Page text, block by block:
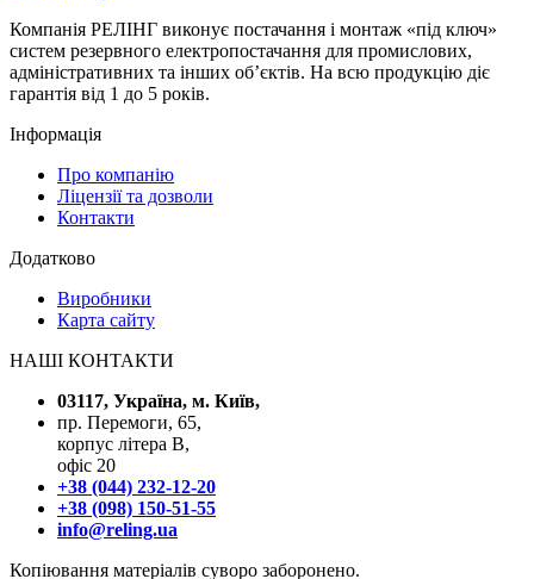
Компанія РЕЛІНГ виконує постачання і монтаж «під ключ»
систем резервного електропостачання для промислових,
адміністративних та інших об’єктів. На всю продукцію діє
гарантія від 1 до 5 років.
Інформація
Про компанію
Ліцензії та дозволи
Контакти
Додатково
Виробники
Карта сайту
НАШІ КОНТАКТИ
03117, Україна, м. Київ,
пр. Перемоги, 65,
корпус літера В,
офіс 20
+38 (044) 232-12-20
+38 (098) 150-51-55
info@reling.ua
Копіювання матеріалів суворо заборонено.